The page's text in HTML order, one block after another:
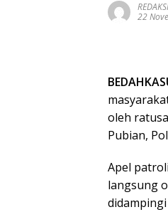
REDAKSI
22
oleh
Pubian,
Apel
langsung
didampingi